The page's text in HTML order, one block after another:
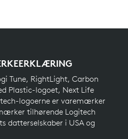
Tune, RightLight, Carbon
Plastic-logoet, Next Life
logoerne er varemærker
tilhørende Logitech
datterselskaber i USA og